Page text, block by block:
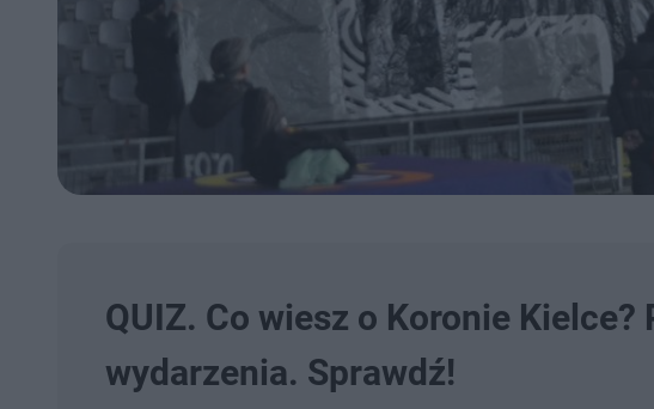
QUIZ. Co wiesz o Koronie Kielce?
wydarzenia. Sprawdź!